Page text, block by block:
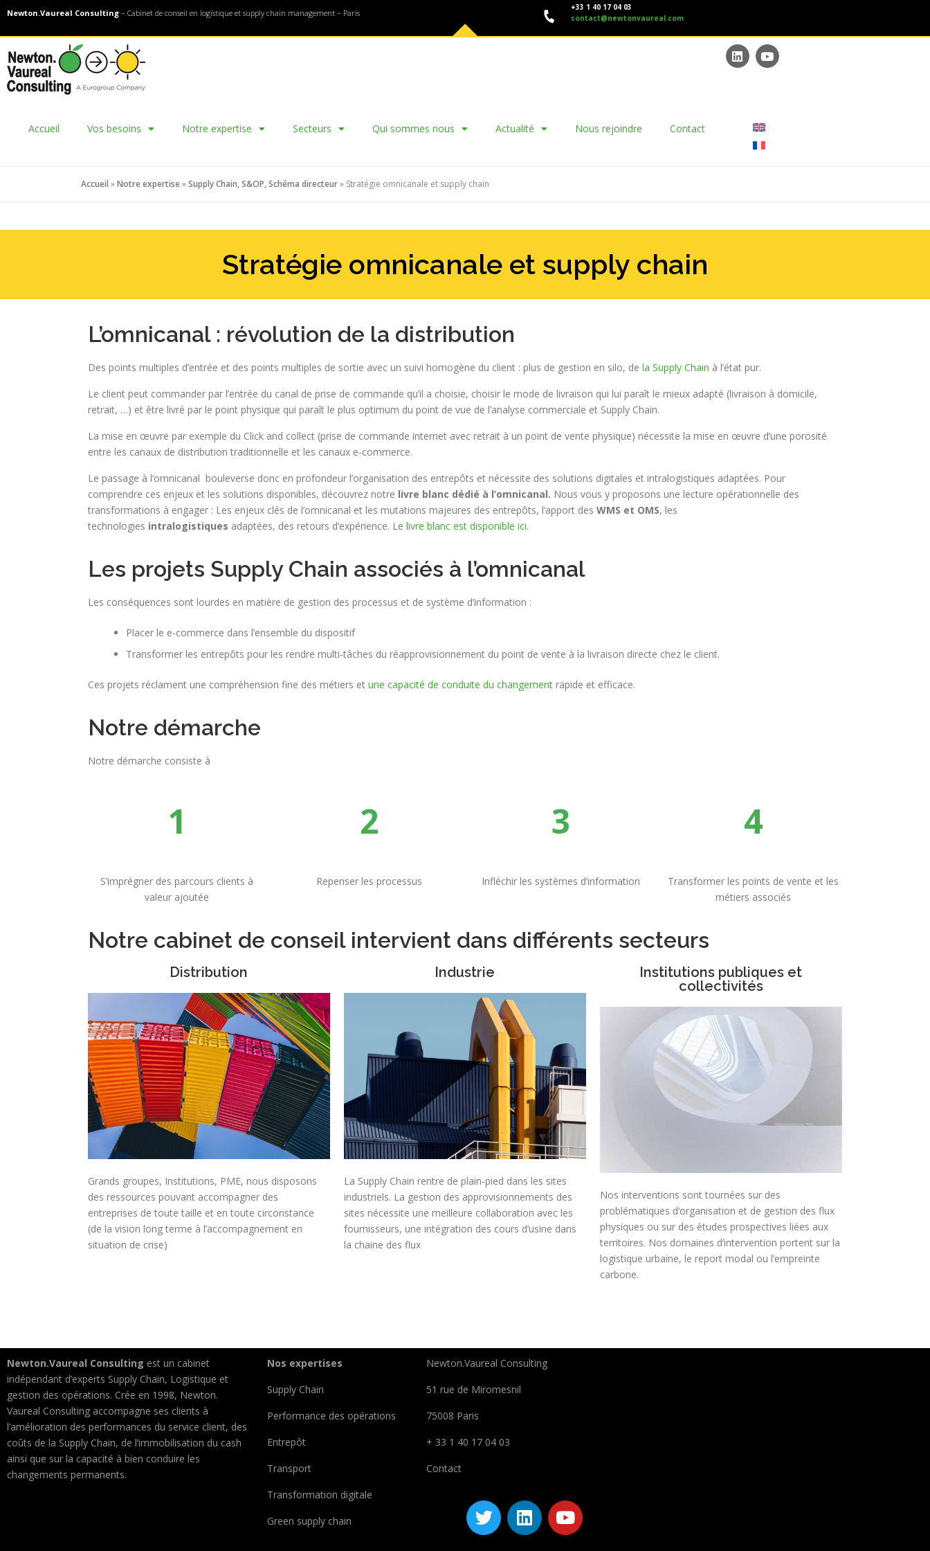
Newton.Vaureal Consulting – Cabinet de conseil en logistique et supply chain management – Paris
+33 1 40 17 04 03
contact@newtonvaureal.com
Accueil Vos besoins Notre expertise Secteurs Qui sommes nous Actualité Nous rejoindre Contact
Accueil »Notre expertise»Supply Chain, S&OP, Schéma directeur» Stratégie omnicanale et supply chain
Stratégie omnicanale et supply chain
L’omnicanal : révolution de la distribution
Des points multiples d’entrée et des points multiples de sortie avec un suivi homogène du client : plus de gestion en silo, de la Supply Chain à l’état pur.
Le client peut commander par l’entrée du canal de prise de commande qu’il a choisie, choisir le mode de livraison qui lui paraît le mieux adapté (livraison à domicile,
retrait, …) et être livré par le point physique qui paraît le plus optimum du point de vue de l’analyse commerciale et Supply Chain.
La mise en œuvre par exemple du Click and collect (prise de commande internet avec retrait à un point de vente physique) nécessite la mise en œuvre d’une porosité
entre les canaux de distribution traditionnelle et les canaux e-commerce.
Le passage à l’omnicanal bouleverse donc en profondeur l’organisation des entrepôts et nécessite des solutions digitales et intralogistiques adaptées. Pour
comprendre ces enjeux et les solutions disponibles, découvrez notre livre blanc dédié à l’omnicanal. Nous vous y proposons une lecture opérationnelle des
transformations à engager : Les enjeux clés de l’omnicanal et les mutations majeures des entrepôts, l’apport des WMS et OMS, les
technologies intralogistiques adaptées, des retours d’expérience. Le livre blanc est disponible ici.
Les projets Supply Chain associés à l’omnicanal
Les conséquences sont lourdes en matière de gestion des processus et de système d’information :
Placer le e-commerce dans l’ensemble du dispositif
Transformer les entrepôts pour les rendre multi-tâches du réapprovisionnement du point de vente à la livraison directe chez le client.
Ces projets réclament une compréhension fine des métiers et une capacité de conduite du changement rapide et efficace.
Notre démarche
Notre démarche consiste à
1
S’imprégner des parcours clients à
valeur ajoutée
2
Repenser les processus
3
Infléchir les systèmes d’information
4
Transformer les points de vente et les
métiers associés
Notre cabinet de conseil intervient dans différents secteurs
Distribution
Grands groupes, Institutions, PME, nous disposons
des ressources pouvant accompagner des
entreprises de toute taille et en toute circonstance
(de la vision long terme à l’accompagnement en
situation de crise)
Industrie
La Supply Chain rentre de plain-pied dans les sites
industriels. La gestion des approvisionnements des
sites nécessite une meilleure collaboration avec les
fournisseurs, une intégration des cours d’usine dans
la chaine des flux
Institutions publiques et
collectivités
Nos interventions sont tournées sur des
problématiques d’organisation et de gestion des flux
physiques ou sur des études prospectives liées aux
territoires. Nos domaines d’intervention portent sur la
logistique urbaine, le report modal ou l’empreinte
carbone.
Newton.Vaureal Consulting est un cabinet
indépendant d’experts Supply Chain, Logistique et
gestion des opérations. Crée en 1998, Newton.
Vaureal Consulting accompagne ses clients à
l’amélioration des performances du service client, des
coûts de la Supply Chain, de l’immobilisation du cash
ainsi que sur la capacité à bien conduire les
changements permanents.
Nos expertises
Supply Chain
Performance des opérations
Entrepôt
Transport
Transformation digitale
Green supply chain
Newton.Vaureal Consulting
51 rue de Miromesnil
75008 Paris
+ 33 1 40 17 04 03
Contact